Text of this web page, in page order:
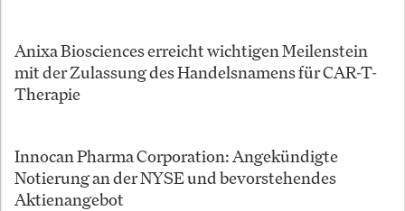
Anixa Biosciences erreicht wichtigen Meilenstein
mit der Zulassung des Handelsnamens für CAR-T-
Therapie
Innocan Pharma Corporation: Angekündigte
Notierung an der NYSE und bevorstehendes
Aktienangebot